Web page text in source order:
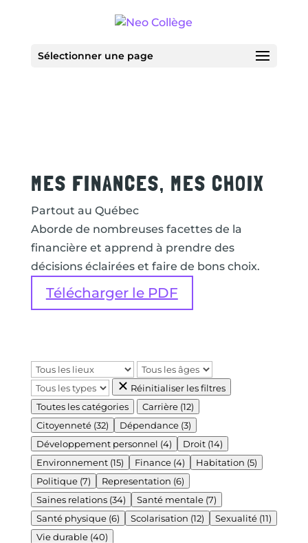
Sélectionner une page
MES FINANCES, MES CHOIX
Partout au Québec
Aborde de nombreuses facettes de la
financière et apprend à prendre des
décisions éclairées et faire de bons choix.
Télécharger le PDF
Réinitialiser les filtres
Toutes les catégories
Carrière (12)
Citoyenneté (32) Dépendance (3)
Développement personnel (4) Droit (14)
Environnement (15) Finance (4) Habitation (5)
Politique (7) Representation (6)
Saines relations (34) Santé mentale (7)
Santé physique (6) Scolarisation (12) Sexualité (11)
Vie durable (40)